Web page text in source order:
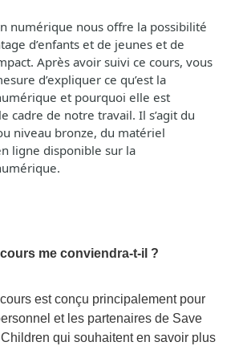
numérique nous offre la possibilité
d’enfants et de jeunes et de
Après avoir suivi ce cours, vous
d’expliquer ce qu’est la
et pourquoi elle est
cadre de notre travail. Il s’agit du
niveau bronze, du matériel
ligne disponible sur la
me conviendra-t-il ?
est conçu principalement pour
et les partenaires de Save
qui souhaitent en savoir plus